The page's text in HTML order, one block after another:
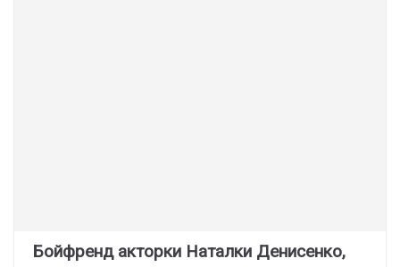
Бойфренд акторки Наталки Денисенко,